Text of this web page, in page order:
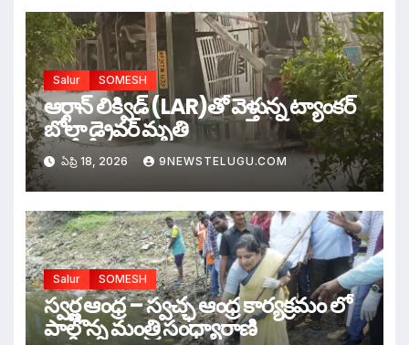
Salur SOMESH
ఆర్గాన్ లిక్విడ్ (LAR)తో వెళ్తున్న ట్యాంకర్
బోల్తా డ్రైవర్ మృతి
ఏప్రి 18, 2026 9NEWSTELUGU.COM
Salur SOMESH
స్వర్ణ ఆంధ్ర – స్వచ్ఛ ఆంధ్ర కార్యక్రమం లో
పాల్గొన్న మంత్రి సంధ్యారాణి